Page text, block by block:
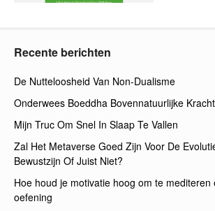
Recente berichten
De Nutteloosheid Van Non-Dualisme
Onderwees Boeddha Bovennatuurlijke
Mijn Truc Om Snel In Slaap Te Vallen
Zal Het Metaverse Goed Zijn Voor De
Bewustzijn Of Juist Niet?
Hoe houd je motivatie hoog om te
oefening